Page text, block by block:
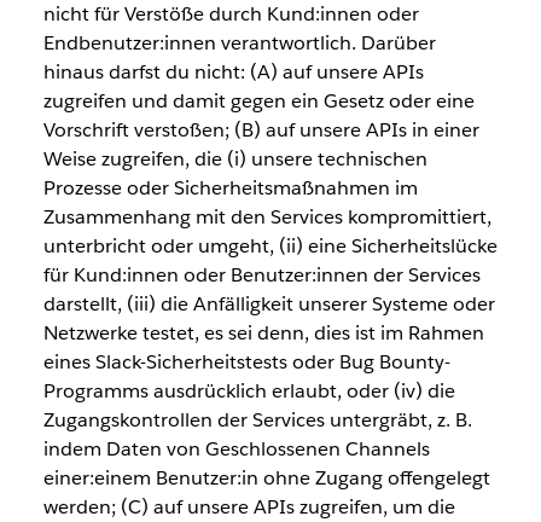
nicht für Verstöße durch Kund:innen oder
Endbenutzer:innen verantwortlich. Darüber
hinaus darfst du nicht: (A) auf unsere APIs
zugreifen und damit gegen ein Gesetz oder eine
Vorschrift verstoßen; (B) auf unsere APIs in einer
Weise zugreifen, die (i) unsere technischen
Prozesse oder Sicherheitsmaßnahmen im
Zusammenhang mit den Services kompromittiert,
unterbricht oder umgeht, (ii) eine Sicherheitslücke
für Kund:innen oder Benutzer:innen der Services
darstellt, (iii) die Anfälligkeit unserer Systeme oder
Netzwerke testet, es sei denn, dies ist im Rahmen
eines Slack-Sicherheitstests oder Bug Bounty-
Programms ausdrücklich erlaubt, oder (iv) die
Zugangskontrollen der Services untergräbt, z. B.
indem Daten von Geschlossenen Channels
einer:einem Benutzer:in ohne Zugang offengelegt
werden; (C) auf unsere APIs zugreifen, um die